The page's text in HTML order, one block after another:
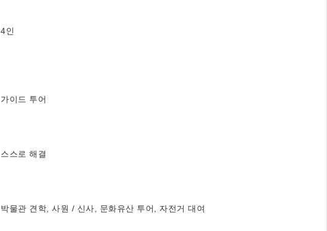
4인
가이드 투어
스스로 해결
박물관 견학, 사원 / 신사, 문화유산 투어, 자전거 대여